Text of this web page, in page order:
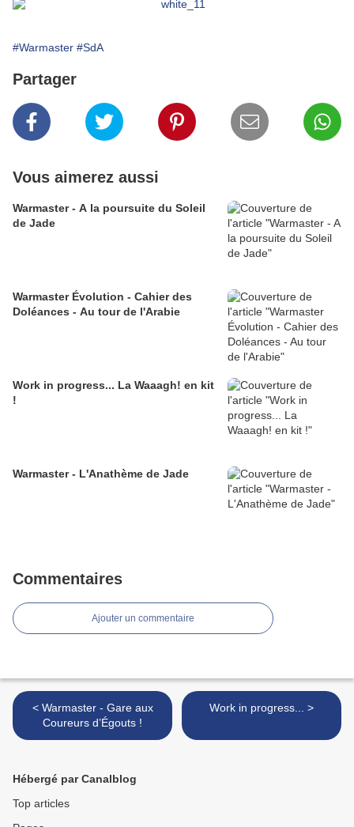
#Warmaster #SdA
Partager
Vous aimerez aussi
Warmaster - A la poursuite du Soleil
de Jade
Warmaster Évolution - Cahier des
Doléances - Au tour de l'Arabie
Work in progress... La Waaagh! en kit
!
Warmaster - L'Anathème de Jade
Commentaires
Ajouter un commentaire
< Warmaster - Gare aux
Coureurs d’Égouts !
Work in progress... >
Hébergé par Canalblog
Top articles